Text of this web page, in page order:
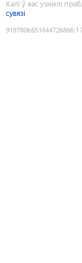
Калі ў вас узніклі
сувязі
9197806651644726866: